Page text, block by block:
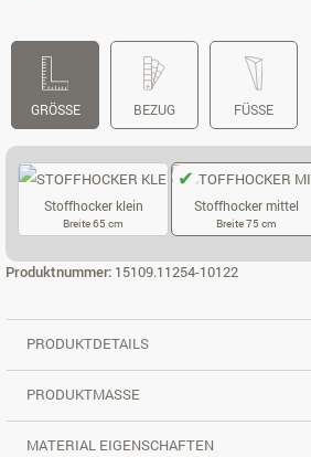
GRÖSSE BEZUG FÜSSE
Stoffhocker klein
Breite 65 cm
Stoffhocker mittel
Breite 75 cm
Produktnummer: 15109.11254-10122
PRODUKTDETAILS
PRODUKTMASSE
MATERIAL EIGENSCHAFTEN